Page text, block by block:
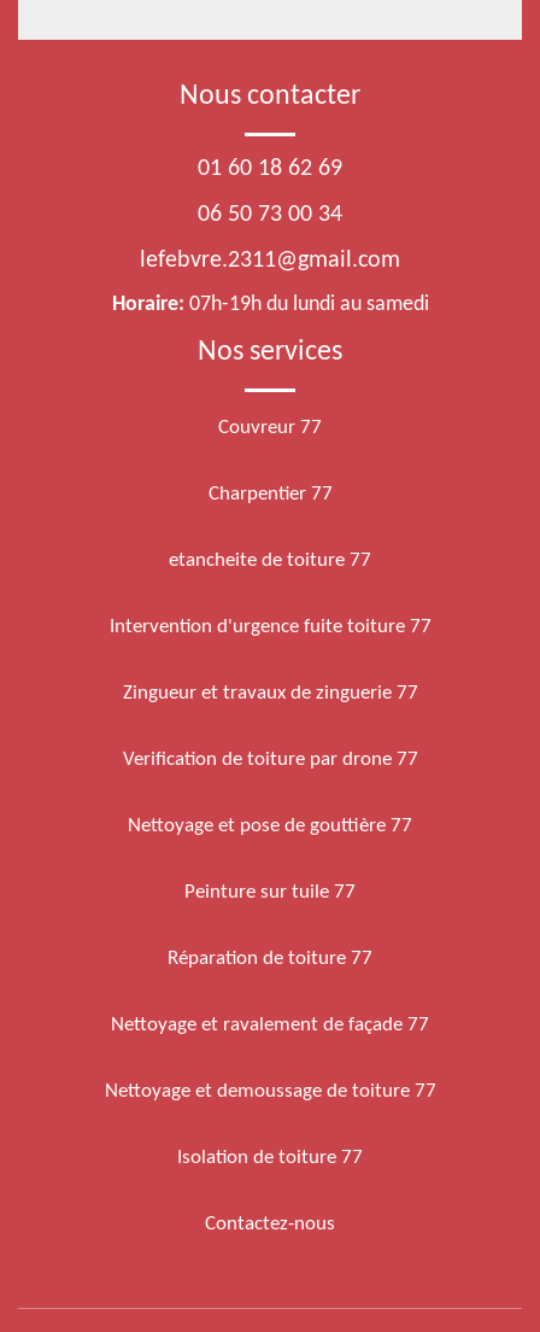
Nous contacter
01 60 18 62 69
06 50 73 00 34
lefebvre.2311@gmail.com
Horaire: 07h-19h du lundi au samedi
Nos services
Couvreur 77
Charpentier 77
etancheite de toiture 77
Intervention d'urgence fuite toiture 77
Zingueur et travaux de zinguerie 77
Verification de toiture par drone 77
Nettoyage et pose de gouttière 77
Peinture sur tuile 77
Réparation de toiture 77
Nettoyage et ravalement de façade 77
Nettoyage et demoussage de toiture 77
Isolation de toiture 77
Contactez-nous